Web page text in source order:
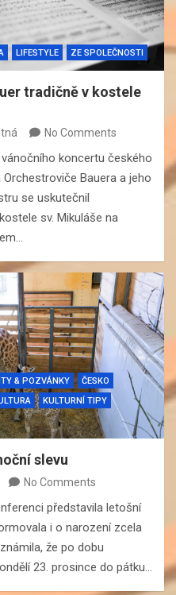
LIFESTYLE ZE SPOLEČNOSTI
tradičně v kostele
No Comments
koncertu českého
Bauera a jeho
se uskutečnil
sv. Mikuláše na
& POZVÁNKY
ČESKO
KULTURNÍ TIPY
slevu
No Comments
představila letošní
i o narození zcela
že po dobu
23. prosince do pátku…